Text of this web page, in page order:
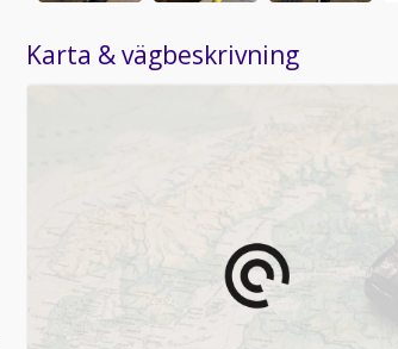
Karta & vägbeskrivning